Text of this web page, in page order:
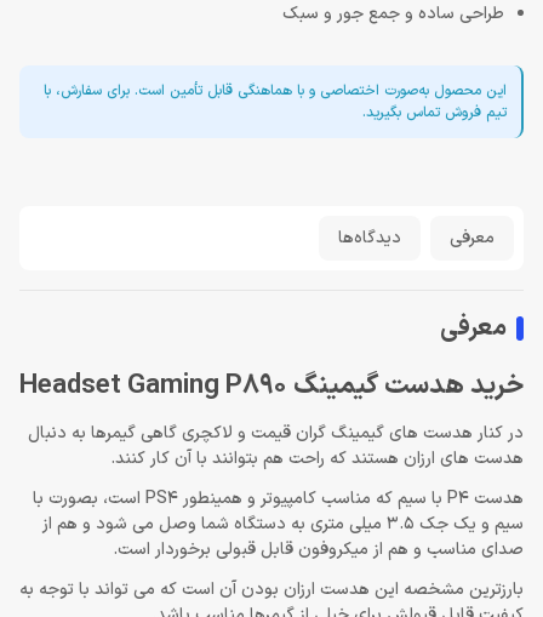
طراحی ساده و جمع جور و سبک
این محصول به‌صورت اختصاصی و با هماهنگی قابل تأمین است. برای سفارش، با
تیم فروش تماس بگیرید.
معرفی دیدگاه‌ها
معرفی
خرید هدست گیمینگ Headset Gaming P890
در کنار هدست های گیمینگ گران قیمت و لاکچری گاهی گیمرها به دنبال
هدست های ارزان هستند که راحت هم بتوانند با آن کار کنند.
هدست P4 با سیم که مناسب کامپیوتر و همینطور PS4 است، بصورت با
سیم و یک جک 3.5 میلی متری به دستگاه شما وصل می شود و هم از
صدای مناسب و هم از میکروفون قابل قبولی برخوردار است.
بارزترین مشخصه این هدست ارزان بودن آن است که می تواند با توجه به